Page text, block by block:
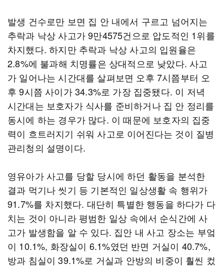
발생 건수로만 보면 집 안 내에서 구르고 넘어지는
추락과 낙상 사고가 9만4575건으로 압도적인 1위를
차지했다. 하지만 추락과 낙상 사고의 입원율은
2.8%에 불과해 치명률은 상대적으로 낮았다. 사고
가 일어나는 시간대를 살펴보면 오후 7시쯤부터 오
후 9시쯤 사이가 34.3%로 가장 집중됐다. 이 저녁
시간대는 보호자가 식사를 준비하거나 집 안 정리를
동시에 하는 경우가 많다. 이 때문에 보호자의 집중
력이 흐트러지기 쉬워 사고로 이어진다는 것이 질병
관리청의 설명이다.
영유아가 사고를 당할 당시에 하던 활동을 분석한
결과 먹기나 씻기 등 기본적인 일상생활 속 행위가
91.7%를 차지했다. 대단히 특별한 행동을 하다가 다
치는 것이 아니라 평범한 일상 속에서 순식간에 사
고가 발생함을 알 수 있다. 집안 내 사고 장소는 부엌
이 10.1%, 화장실이 6.1%였던 반면 거실이 40.7%,
방과 침실이 39.1%로 거실과 안방의 비중이 훨씬 컸